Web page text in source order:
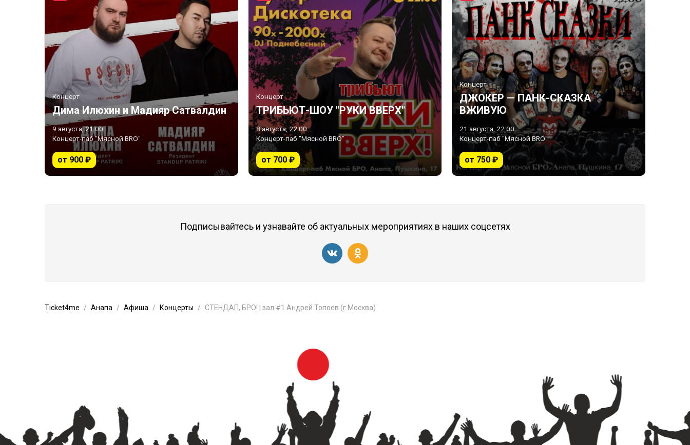
Концерт
Дима Илюхин и Мадияр Сатвалдин
9 августа, 21:00
Концерт-паб "Мясной BRO"
от 900 ₽
Концерт
ТРИБЬЮТ-ШОУ "РУКИ ВВЕРХ"
8 августа, 22:00
Концерт-паб "Мясной BRO"
от 700 ₽
Концерт
ДЖОКЕР — ПАНК-СКАЗКА
ВЖИВУЮ
21 августа, 22:00
Концерт-паб "Мясной BRO"
от 750 ₽
Подписывайтесь и узнавайте об актуальных мероприятиях в наших соцсетях
Ticket4me Анапа Афиша Концерты СТЕНДАП, БРО! | зал #1 Андрей Топоев (г.Москва)